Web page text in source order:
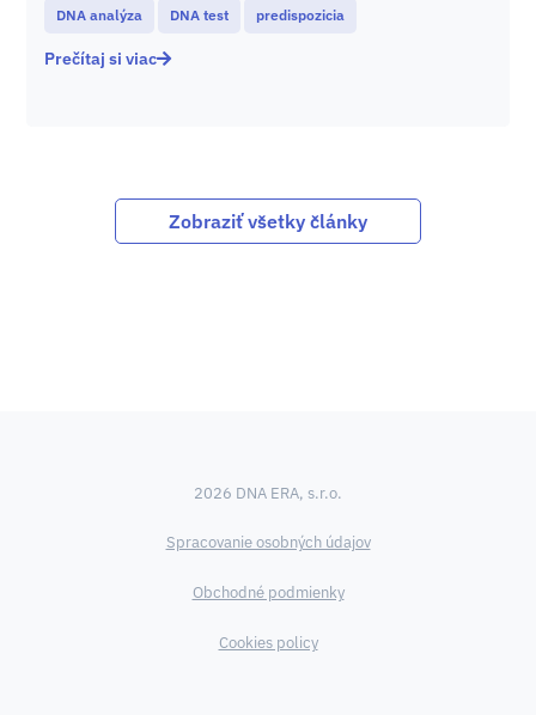
DNA analýza DNA test predispozicia
Prečítaj si viac
Zobraziť všetky články
2026 DNA ERA, s.r.o.
Spracovanie osobných údajov
Obchodné podmienky
Cookies policy